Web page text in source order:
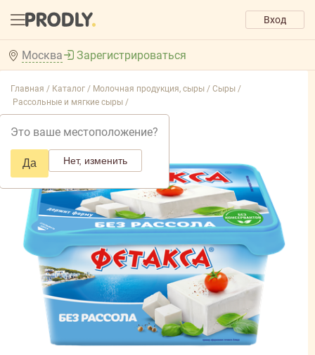
Вход
Москва
Это ваше местоположение?
Да Нет, изменить
Зарегистрироваться
Главная / Каталог / Молочная продукция, сыры / Сыры /
Рассольные и мягкие сыры /